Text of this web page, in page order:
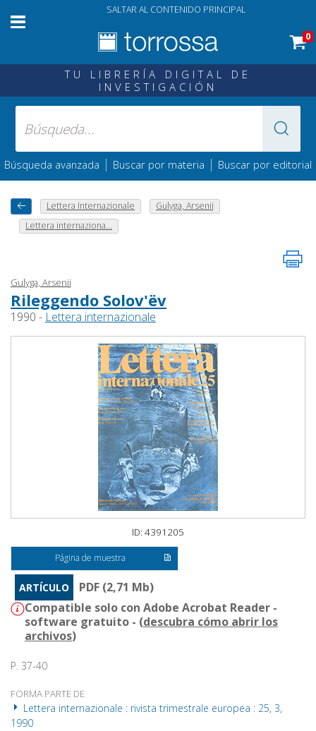
SALTAR AL CONTENIDO PRINCIPAL
0
TU LIBRERÍA DIGITAL DE
INVESTIGACIÓN
Búsqueda avanzada | Buscar por materia | Buscar por editorial
Lettera Internazionale
Gulyga, Arsenij
Lettera internaziona...
Gulyga, Arsenij
Rileggendo Solov'ëv
1990 - Lettera internazionale
ID: 4391205
Página de muestra
ARTÍCULO
PDF (2,71 Mb)
Compatible solo con Adobe Acrobat Reader -
software gratuito - (descubra cómo abrir los
archivos)
P. 37-40
FORMA PARTE DE
Lettera internazionale : rivista trimestrale europea : 25, 3,
1990